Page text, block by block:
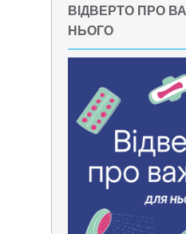
ВІДВЕРТО ПРО
НЬОГО